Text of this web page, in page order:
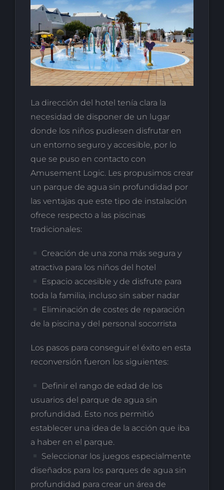
La dirección del hotel tenía clara la
necesidad de disponer de un lugar
donde los niños pudiesen disfrutar en
un entorno seguro y accesible, por lo
que se puso en contacto con
Amusement Logic. Les propusimos crear
un parque de agua sin profundidad por
las ventajas que este tipo de instalación
ofrece respecto a las piscinas
tradicionales:
Creación de una zona más segura y
atractiva para los niños del hotel
Espacio accesible y de disfrute para
toda la familia, incluso sin saber nadar
Eliminación de costes de reparación
de la piscina y del personal socorrista
Los pasos para conseguir el éxito en esta
reconversión fueron los siguientes:
Definir el rango de edad de los
usuarios del parque de agua sin
profundidad. Esto nos permitió
establecer una idea de la acción que iba
a haber en el parque.
Seleccionar los juegos especialmente
diseñados para los parques de agua sin
profundidad para crear un área de